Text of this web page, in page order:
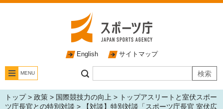
English サイトマップ
MENU
トップ> 政策 > 国際競技力の向上 > トップアスリートと室伏スポー
ツ庁長官との特別対談 > 【対談】特別対談「スポーツ庁長官 室伏広